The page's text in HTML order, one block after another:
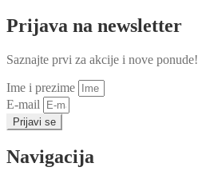
Prijava na newsletter
Saznajte prvi za akcije i nove ponude!
Ime i prezime
E-mail
Prijavi se
Navigacija